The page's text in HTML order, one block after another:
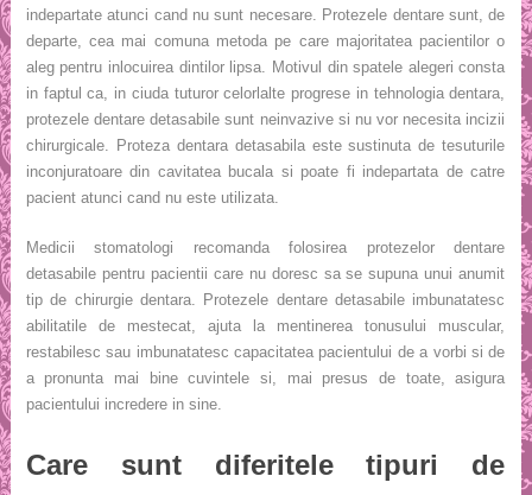
indepartate atunci cand nu sunt necesare. Protezele dentare sunt, de
departe, cea mai comuna metoda pe care majoritatea pacientilor o
aleg pentru inlocuirea dintilor lipsa. Motivul din spatele alegeri consta
in faptul ca, in ciuda tuturor celorlalte progrese in tehnologia dentara,
protezele dentare detasabile sunt neinvazive si nu vor necesita incizii
chirurgicale. Proteza dentara detasabila este sustinuta de tesuturile
inconjuratoare din cavitatea bucala si poate fi indepartata de catre
pacient atunci cand nu este utilizata.
Medicii stomatologi recomanda folosirea protezelor dentare
detasabile pentru pacientii care nu doresc sa se supuna unui anumit
tip de chirurgie dentara. Protezele dentare detasabile imbunatatesc
abilitatile de mestecat, ajuta la mentinerea tonusului muscular,
restabilesc sau imbunatatesc capacitatea pacientului de a vorbi si de
a pronunta mai bine cuvintele si, mai presus de toate, asigura
pacientului incredere in sine.
Care sunt diferitele tipuri de